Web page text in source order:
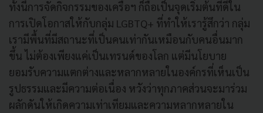
ทั้งนี้การจัดกิจกรรมของเครือฯ ก็ถือเป็นจุดเริ่มต้นที่ดีใน
การเปิดโอกาสให้กับกลุ่ม LGBTQ+ ที่ทำให้เรารู้สึกว่า กลุ่ม
เรามีพื้นที่มีสถานะที่เป็นคนเท่ากันเหมือนกับคนอื่นมาก
ขึ้น ไม่ต้องเพียงแค่เป็นเทรนด์ของโลก แต่มีนโยบาย
ยอมรับความแตกต่างและหลากหลายในองค์กรที่เห็นเป็น
รูปธรรมและมีความต่อเนื่อง หวังว่าทุกภาคส่วนจะมาร่วม
ผลักดันให้เกิดความเท่าเทียมและความหลากหลายใน